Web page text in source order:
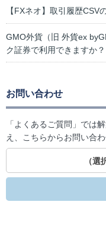
【FXネオ】取引履歴CSV
GMO外貨（旧 外貨ex
ク証券で利用できますか？
お問い合わせ
「よくあるご質問」では
え、こちらからお問い合わ
（選